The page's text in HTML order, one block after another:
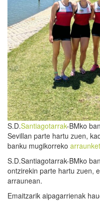
S.D.Santiagotarrak-BMko
Sevillan parte hartu zuen,
banku mugikorreko
S.D.Santiagotarrak-BMko
ontzirekin parte hartu zuen,
arraunean.
Emaitzarik aipagarrienak